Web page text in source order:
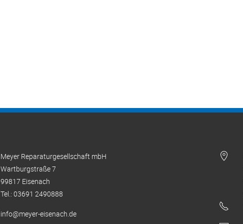
Meyer Reparaturgesellschaft mbH
Wartburgstraße 7
99817 Eisenach
Tel.: 03691 2490888
info@meyer-eisenach.de